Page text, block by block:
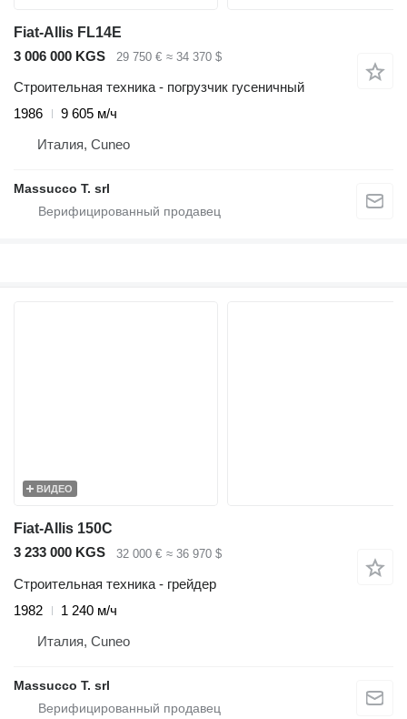
Fiat-Allis FL14E
3 006 000 KGS
29 750 € ≈ 34 370 $
Строительная техника - погрузчик гусеничный
1986
9 605 м/ч
Италия, Cuneo
Massucco T. srl
ВИДЕО
Fiat-Allis 150C
3 233 000 KGS
32 000 € ≈ 36 970 $
Строительная техника - грейдер
1982
1 240 м/ч
Италия, Cuneo
Massucco T. srl